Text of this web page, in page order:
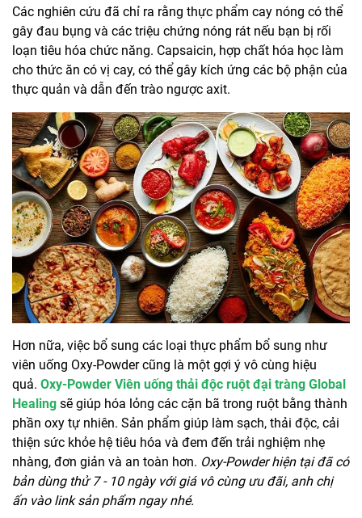
Các nghiên cứu đã chỉ ra rằng thực phẩm cay nóng có thể
gây đau bụng và các triệu chứng nóng rát nếu bạn bị rối
loạn tiêu hóa chức năng. Capsaicin, hợp chất hóa học làm
cho thức ăn có vị cay, có thể gây kích ứng các bộ phận của
thực quản và dẫn đến trào ngược axit.
Hơn nữa, việc bổ sung các loại thực phẩm bổ sung như
viên uống Oxy-Powder cũng là một gợi ý vô cùng hiệu
quả. Oxy-Powder Viên uống thải độc ruột đại tràng Global
Healing sẽ giúp hóa lỏng các cặn bã trong ruột bằng thành
phần oxy tự nhiên. Sản phẩm giúp làm sạch, thải độc, cải
thiện sức khỏe hệ tiêu hóa và đem đến trải nghiệm nhẹ
nhàng, đơn giản và an toàn hơn. Oxy-Powder hiện tại đã có
bản dùng thử 7 - 10 ngày với giá vô cùng ưu đãi, anh chị
ấn vào link sản phẩm ngay nhé.